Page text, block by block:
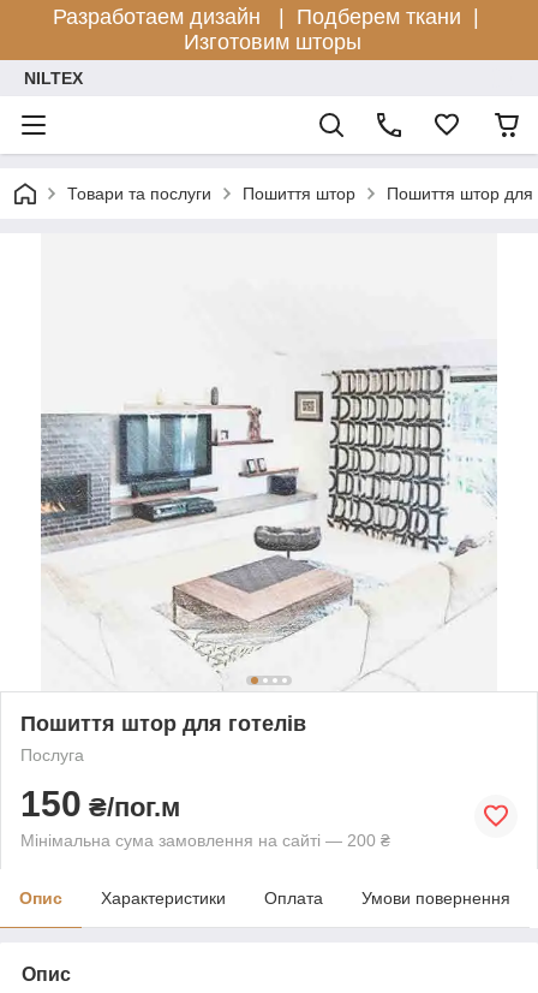
Разработаем дизайн |
Подберем ткани |
Изготовим шторы
NILTEX
Товари та послуги Пошиття штор Пошиття штор для
Пошиття штор для готелів
Послуга
150 ₴/пог.м
Мінімальна сума замовлення на сайті — 200 ₴
Опис Характеристики Оплата Умови повернення
Опис